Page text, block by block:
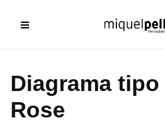
Diagrama
Rose